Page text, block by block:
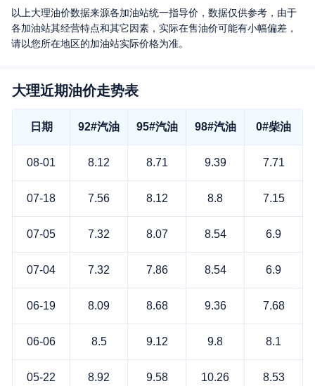
以上大理油价数据来源各加油站统一指导价，数据仅供参考，由于
各加油站其经营特点和其它因素，实际在售油价可能有小幅偏差，
请以您所在地区的加油站实际价格为准。
大理近期油价走势表
日期 92#汽油 95#汽油 98#汽油 0#柴油
08-01 8.12 8.71 9.39 7.71
07-18 7.56 8.12 8.8 7.15
07-05 7.32 8.07 8.54 6.9
07-04 7.32 7.86 8.54 6.9
06-19 8.09 8.68 9.36 7.68
06-06 8.5 9.12 9.8 8.1
05-22 8.92 9.58 10.26 8.53